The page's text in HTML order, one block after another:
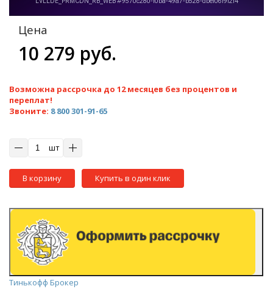
Цена
10 279 руб.
Возможна рассрочка до 12 месяцев без процентов и
переплат!
Звоните: 8 800 301-91-65
шт
В корзину Купить в один клик
Тинькофф Брокер